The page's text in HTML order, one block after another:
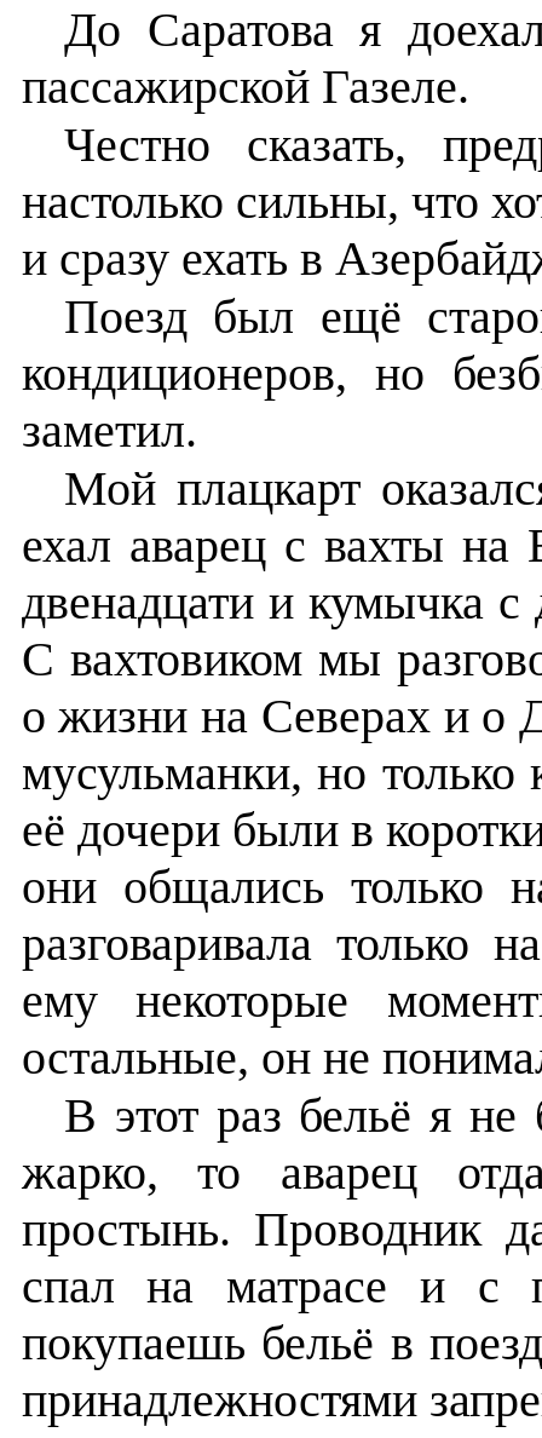
До Саратова я
пассажирской Газеле.
Честно сказать,
настолько сильны, что
и сразу ехать в
Поезд был ещё
кондиционеров, но
заметил.
Мой плацкарт
ехал аварец с вахты на
двенадцати и кумычка
С вахтовиком мы
о жизни на Северах и о
мусульманки, но
её дочери были в
они общались только
разговаривала только
ему некоторые
остальные, он не
В этот раз бельё я
жарко, то аварец
простынь. Проводник
спал на матрасе и с
покупаешь бельё в
принадлежностями